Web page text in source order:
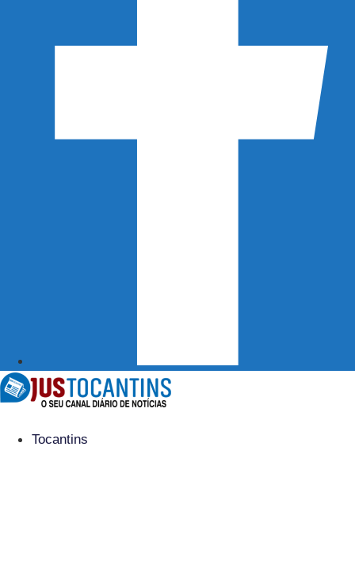
Tocantins